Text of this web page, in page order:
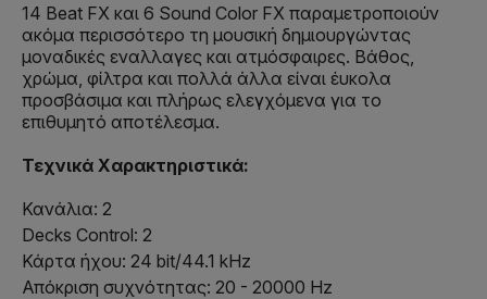
14 Beat FX και 6 Sound Color FX παραμετροποιούν
ακόμα περισσότερο τη μουσική δημιουργώντας
μοναδικές εναλλαγες και ατμόσφαιρες. Βάθος,
χρώμα, φίλτρα και πολλά άλλα είναι έυκολα
προσβάσιμα και πλήρως ελεγχόμενα για το
επιθυμητό αποτέλεσμα.
Τεχνικά Χαρακτηριστικά:
Κανάλια: 2
Decks Control: 2
Κάρτα ήχου: 24 bit/44.1 kHz
Απόκριση συχνότητας: 20 - 20000 Hz